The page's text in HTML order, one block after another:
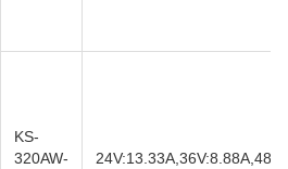
KS-
320AW-